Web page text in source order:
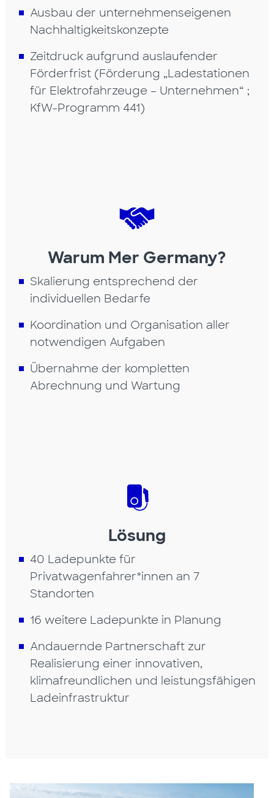
Ausbau der unternehmenseigenen
Nachhaltigkeitskonzepte
Zeitdruck aufgrund auslaufender
Förderfrist (Förderung „Ladestationen
für Elektrofahrzeuge – Unternehmen“ ;
KfW-Programm 441)
Warum Mer Germany?
Skalierung entsprechend der
individuellen Bedarfe
Koordination und Organisation aller
notwendigen Aufgaben
Übernahme der kompletten
Abrechnung und Wartung
Lösung
40 Ladepunkte für
Privatwagenfahrer*innen an 7
Standorten
16 weitere Ladepunkte in Planung
Andauernde Partnerschaft zur
Realisierung einer innovativen,
klimafreundlichen und leistungsfähigen
Ladeinfrastruktur